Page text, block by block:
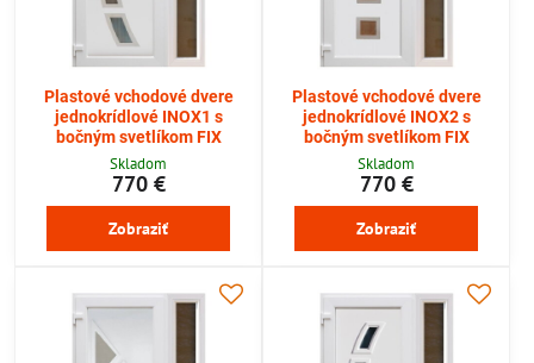
Plastové vchodové dvere
jednokrídlové INOX1 s
bočným svetlíkom FIX
Skladom
770 €
Zobraziť
Plastové vchodové dvere
jednokrídlové INOX2 s
bočným svetlíkom FIX
Skladom
770 €
Zobraziť